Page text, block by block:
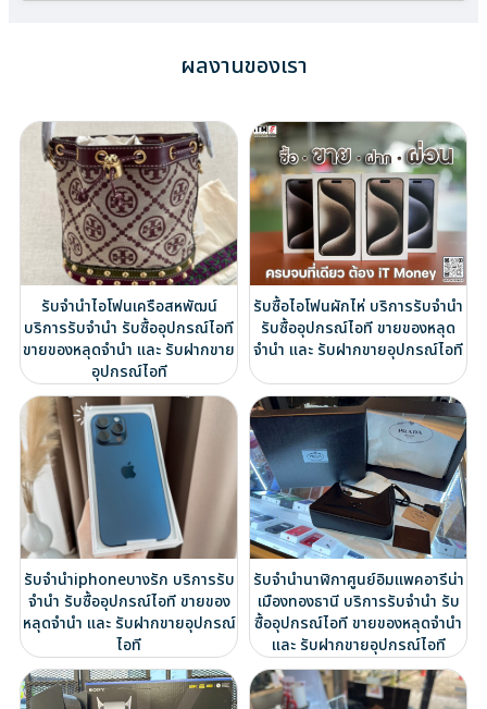
ผลงานของเรา
รับจำนำไอโฟนเครือสหพัฒน์
บริการรับจำนำ รับซื้ออุปกรณ์ไอที
ขายของหลุดจำนำ และ รับฝากขาย
อุปกรณ์ไอที
รับซื้อไอโฟนผักไห่ บริการรับจำนำ
รับซื้ออุปกรณ์ไอที ขายของหลุด
จำนำ และ รับฝากขายอุปกรณ์ไอที
รับจำนำiphoneบางรัก บริการรับ
จำนำ รับซื้ออุปกรณ์ไอที ขายของ
หลุดจำนำ และ รับฝากขายอุปกรณ์
ไอที
รับจำนำนาฬิกาศูนย์อิมแพคอารีน่า
เมืองทองธานี บริการรับจำนำ รับ
ซื้ออุปกรณ์ไอที ขายของหลุดจำนำ
และ รับฝากขายอุปกรณ์ไอที